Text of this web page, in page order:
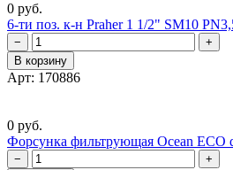
0 руб.
6-ти поз. к-н Praher 1 1/2" SM10
−
+
В корзину
Арт: 170886
0 руб.
Форсунка фильтрующая Ocean ECO
−
+